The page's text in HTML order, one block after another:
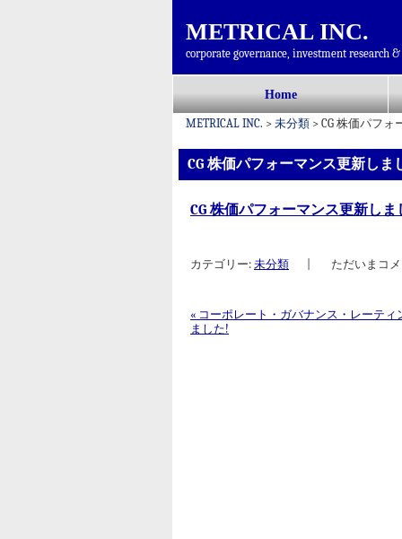
METRICAL INC.
corporate governance, investment research
メインメニュー
ン
ン
ツ
へ
Home
METRICAL INC. > 未分類 > CG 株価パフォ
CG 株価パフォーマンス更新しま
CG 株価パフォーマンス更新しま
カテゴリー: 未分類 ただいまコ
投稿ナビゲーション
« コーポレート・ガバナンス・レーティ
ました!